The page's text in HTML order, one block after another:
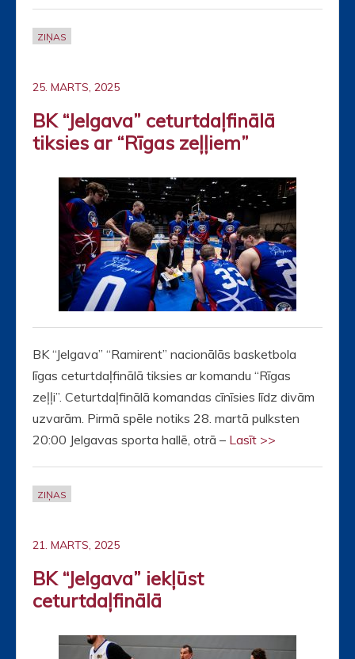
ZIŅAS
25. MARTS, 2025
BK “Jelgava” ceturtdaļfinālā
tiksies ar “Rīgas zeļļiem”
BK “Jelgava” “Ramirent” nacionālās basketbola
līgas ceturtdaļfinālā tiksies ar komandu “Rīgas
zeļļi”. Ceturtdaļfinālā komandas cīnīsies līdz divām
uzvarām. Pirmā spēle notiks 28. martā pulksten
20:00 Jelgavas sporta hallē, otrā – Lasīt >>
ZIŅAS
21. MARTS, 2025
BK “Jelgava” iekļūst
ceturtdaļfinālā